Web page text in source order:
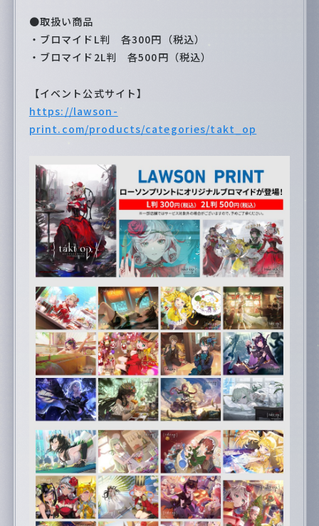
●取扱い商品
・ブロマイドL判 各300円（税込）
・ブロマイド2L判 各500円（税込）
【イベント公式サイト】
https://lawson-
print.com/products/categories/takt_op